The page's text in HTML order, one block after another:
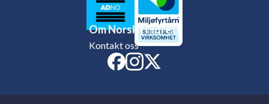
Om Norsk Friidrett
Kontakt oss